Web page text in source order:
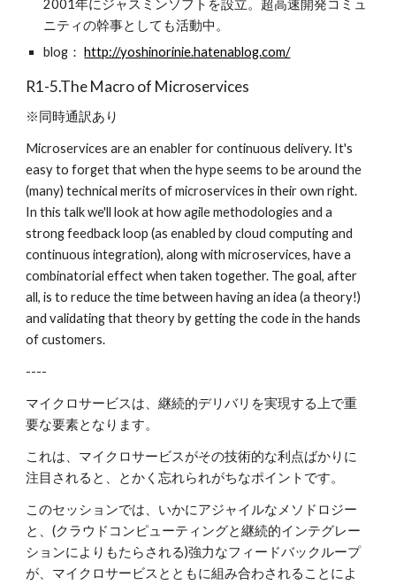
2001年にジャスミンソフトを設立。超高速開発コミュ
ニティの幹事としても活動中。
blog： http://yoshinorinie.hatenablog.com/
R1-5.The Macro of Microservices
※同時通訳あり
Microservices are an enabler for continuous delivery. It's
easy to forget that when the hype seems to be around the
(many) technical merits of microservices in their own right.
In this talk we'll look at how agile methodologies and a
strong feedback loop (as enabled by cloud computing and
continuous integration), along with microservices, have a
combinatorial effect when taken together. The goal, after
all, is to reduce the time between having an idea (a theory!)
and validating that theory by getting the code in the hands
of customers.
----
マイクロサービスは、継続的デリバリを実現する上で重
要な要素となります。
これは、マイクロサービスがその技術的な利点ばかりに
注目されると、とかく忘れられがちなポイントです。
このセッションでは、いかにアジャイルなメソドロジー
と、(クラウドコンピューティングと継続的インテグレー
ションによりもたらされる)強力なフィードバックループ
が、マイクロサービスとともに組み合わされることによ